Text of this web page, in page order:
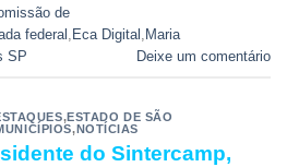
de
federal Eca Digital Maria
SP Deixe um comentário
,ESTADO DE SÃO
,NOTÍCIAS
do Sintercamp,